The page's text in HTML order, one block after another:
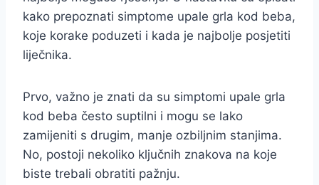
kako prepoznati simptome upale grla kod beba,
koje korake poduzeti i kada je najbolje posjetiti
liječnika.
Prvo, važno je znati da su simptomi upale grla
kod beba često suptilni i mogu se lako
zamijeniti s drugim, manje ozbiljnim stanjima.
No, postoji nekoliko ključnih znakova na koje
biste trebali obratiti pažnju.